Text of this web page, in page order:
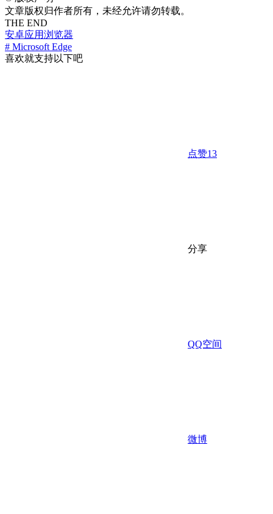
文章版权归作者所有，未经允许请勿转载。
THE END
安卓应用浏览器
# Microsoft Edge
喜欢就支持以下吧
点赞13
分享
QQ空间
微博